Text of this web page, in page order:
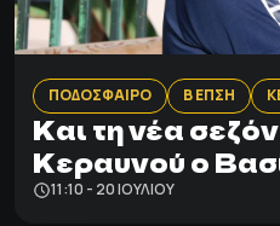
ΠΟΔΟΣΦΑΙΡΟ Β ΕΠΣΗ
Και τη νέα
Κεραυνού ο
11:10 - 20 ΙΟΥΛΊΟΥ